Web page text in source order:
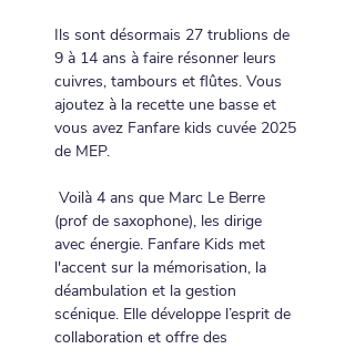
Ils sont désormais 27 trublions de
9 à 14 ans à faire résonner leurs
cuivres, tambours et flûtes. Vous
ajoutez à la recette une basse et
vous avez Fanfare kids cuvée 2025
de MEP.
(prof de saxophone), les dirige
avec énergie. Fanfare Kids met
l'accent sur la mémorisation, la
déambulation et la gestion
scénique. Elle développe l’esprit de
collaboration et offre des